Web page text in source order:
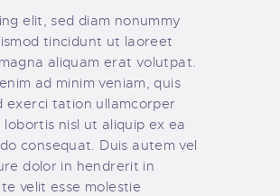
elit, sed diam nonummy
tincidunt ut laoreet
aliquam erat volutpat.
ad minim veniam, quis
exerci tation ullamcorper
lobortis nisl ut aliquip ex ea
consequat. Duis autem vel
dolor in hendrerit in
velit esse molestie